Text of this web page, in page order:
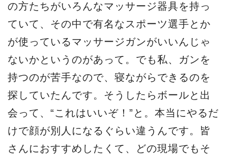
の方たちがいろんなマッサージ器具を持っ
ていて、その中で有名なスポーツ選手とか
が使っているマッサージガンがいいんじゃ
ないかというのがあって。でも私、ガンを
持つのが苦手なので、寝ながらできるのを
探していたんです。そうしたらボールと出
会って、“これはいいぞ！”と。本当にやるだ
けで顔が別人になるぐらい違うんです。皆
さんにおすすめしたくて、どの現場でもそ